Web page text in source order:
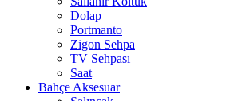
Dolap
Portmanto
Zigon Sehpa
TV Sehpası
Saat
Bahçe Aksesuar